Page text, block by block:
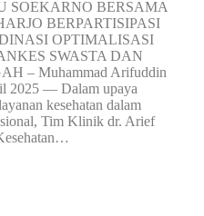
SOEKARNO BERSAMA
BERPARTISIPASI
OPTIMALISASI
SWASTA DAN
– Muhammad Arifuddin
2025 — Dalam upaya
kesehatan dalam
Tim Klinik dr. Arief